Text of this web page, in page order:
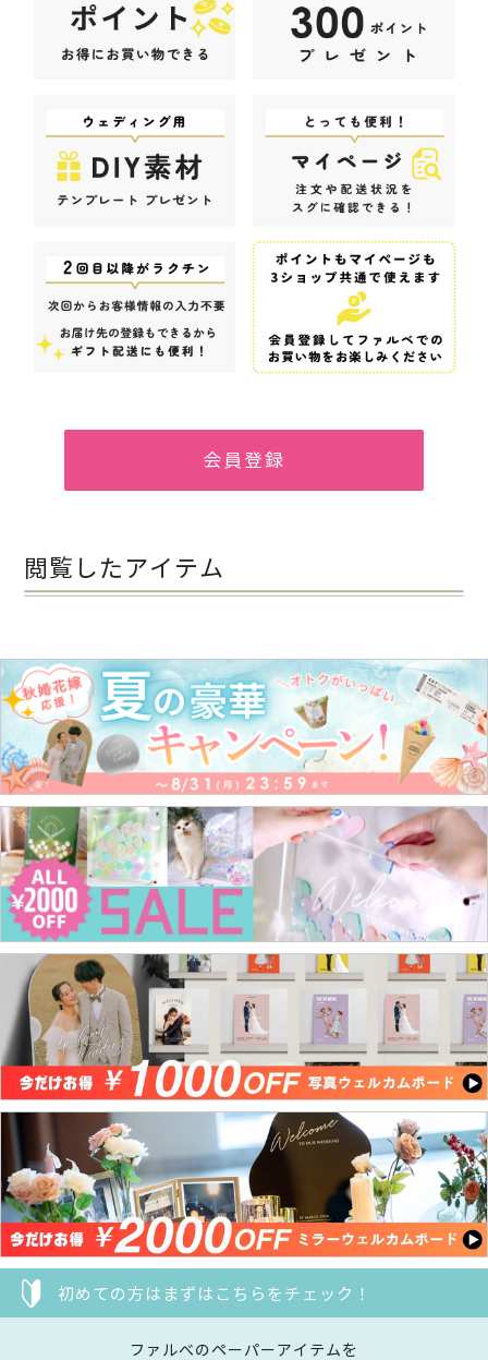
会員登録
閲覧したアイテム
初めての方はまずはこちらをチェック！
ファルべのペーパーアイテムを